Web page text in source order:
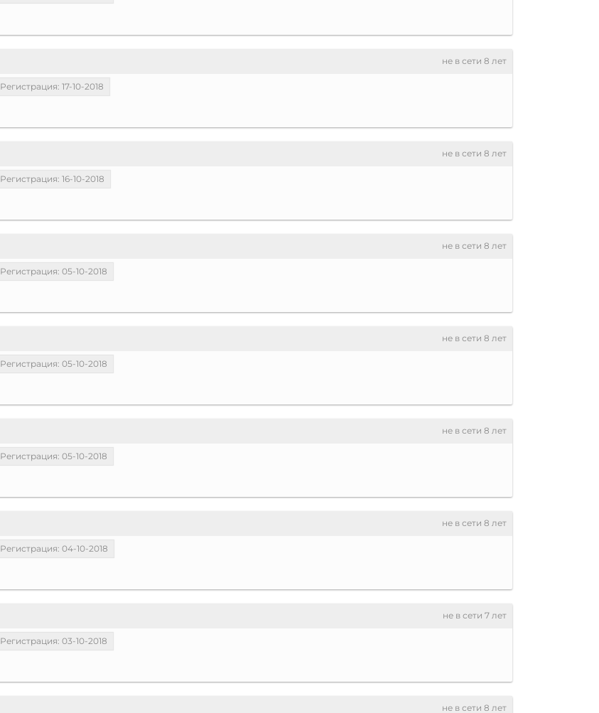
не в сети 8 лет
Регистрация: 17-10-2018
не в сети 8 лет
Регистрация: 16-10-2018
не в сети 8 лет
Регистрация: 05-10-2018
не в сети 8 лет
Регистрация: 05-10-2018
не в сети 8 лет
Регистрация: 05-10-2018
не в сети 8 лет
Регистрация: 04-10-2018
не в сети 7 лет
Регистрация: 03-10-2018
не в сети 8 лет